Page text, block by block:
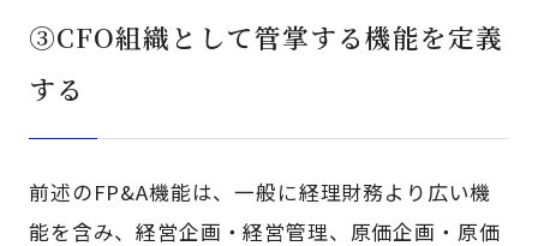
③CFO組織として管掌する機能を定義
する
前述のFP&A機能は、一般に経理財務より広い機
能を含み、経営企画・経営管理、原価企画・原価